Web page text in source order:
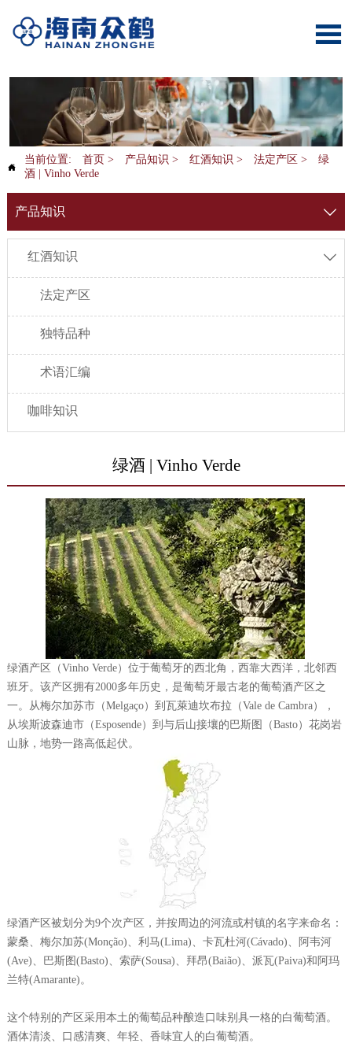


当前位置: 首页 > 产品知识 > 红酒知识 > 法定产区 >
绿
酒 | Vinho Verde
产品知识 
红酒知识 
法定产区
独特品种
术语汇编
咖啡知识
绿酒 | Vinho Verde
绿酒产区（Vinho Verde）位于葡萄牙的西北角，西靠大西洋，北邻西
班牙。该产区拥有2000多年历史，是葡萄牙最古老的葡萄酒产区之
一。从梅尔加苏市（Melgaço）到瓦萊迪坎布拉（Vale de Cambra），
从埃斯波森迪市（Esposende）到与后山接壤的巴斯图（Basto）花岗岩
山脉，地势一路高低起伏。
绿酒产区被划分为9个次产区，并按周边的河流或村镇的名字来命名：
蒙桑、梅尔加苏(Monção)、利马(Lima)、卡瓦杜河(Cávado)、阿韦河
(Ave)、巴斯图(Basto)、索萨(Sousa)、拜昂(Baião)、派瓦(Paiva)和阿玛
兰特(Amarante)。
这个特别的产区采用本土的葡萄品种酿造口味别具一格的白葡萄酒。
酒体清淡、口感清爽、年轻、香味宜人的白葡萄酒。